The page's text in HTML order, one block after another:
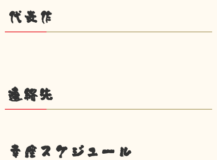
代表作
連絡先
幸座スケジュール